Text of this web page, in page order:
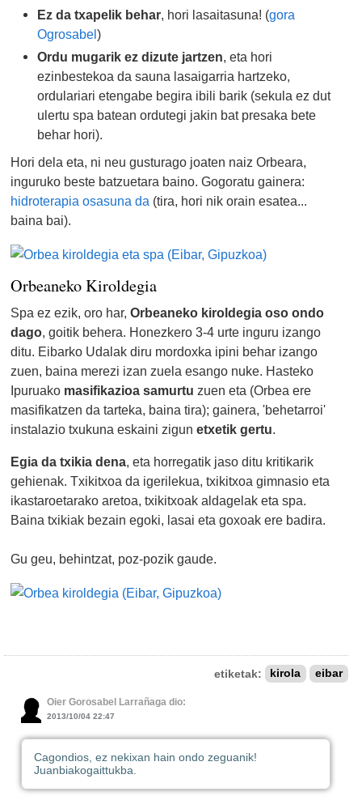
Ez da txapelik behar, hori lasaitasuna! (gora
Ogrosabel)
Ordu mugarik ez dizute jartzen, eta hori
ezinbestekoa da sauna lasaigarria hartzeko,
ordulariari etengabe begira ibili barik (sekula ez dut
ulertu spa batean ordutegi jakin bat presaka bete
behar hori).
Hori dela eta, ni neu gusturago joaten naiz Orbeara,
inguruko beste batzuetara baino. Gogoratu gainera:
hidroterapia osasuna da (tira, hori nik orain esatea...
baina bai).
Orbeaneko Kiroldegia
Spa ez ezik, oro har,Orbeaneko kiroldegia oso ondo
dago, goitik behera. Honezkero 3-4 urte inguru izango
ditu. Eibarko Udalak diru mordoxka ipini behar izango
zuen, baina merezi izan zuela esango nuke. Hasteko
Ipuruako masifikazioa samurtu zuen eta (Orbea ere
masifikatzen da tarteka, baina tira); gainera, 'behetarroi'
instalazio txukuna eskaini zigunetxetik gertu.
Egia da txikia dena, eta horregatik jaso ditu kritikarik
gehienak. Txikitxoa da igerilekua, txikitxoa gimnasio eta
ikastaroetarako aretoa, txikitxoak aldagelak eta spa.
Baina txikiak bezain egoki, lasai eta goxoak ere badira.
Gu geu, behintzat, poz-pozik gaude.
etiketak: kirola eibar
Oier Gorosabel Larrañaga dio:
2013/10/04 22:47
Cagondios, ez nekixan hain ondo zeguanik!
Juanbiakogaittukba.